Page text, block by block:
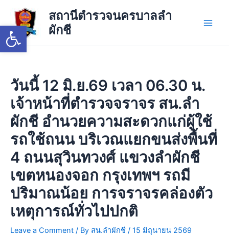
Open toolbar
content
สถานีตำรวจนครบาลลำ
ผักชี
วันนี้ 12 มิ.ย.69 เวลา 06.30 น.
เจ้าหน้าที่ตำรวจจราจร สน.ลำ
ผักชี อำนวยความสะดวกแก่ผู้ใช้
รถใช้ถนน บริเวณแยกขนส่งพื้นที่
4 ถนนสุวินทวงศ์ แขวงลำผักชี
เขตหนองจอก กรุงเทพฯ รถมี
ปริมาณน้อย การจราจรคล่องตัว
เหตุการณ์ทั่วไปปกติ
Leave a Comment / By สน.ลำผักชี / 15 มิถุนายน 2569